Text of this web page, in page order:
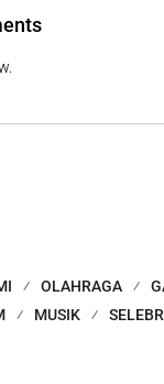
OLAHRAGA
MUSIK